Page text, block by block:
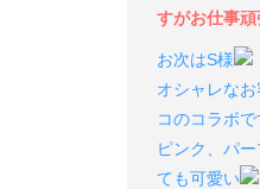
すがお仕事
お次はS様
オシャレな
コのコラボで
ピンク、パ
ても可愛い